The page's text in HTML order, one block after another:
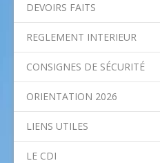
DEVOIRS FAITS
REGLEMENT INTERIEUR
CONSIGNES DE SÉCURITÉ
ORIENTATION 2026
LIENS UTILES
LE CDI